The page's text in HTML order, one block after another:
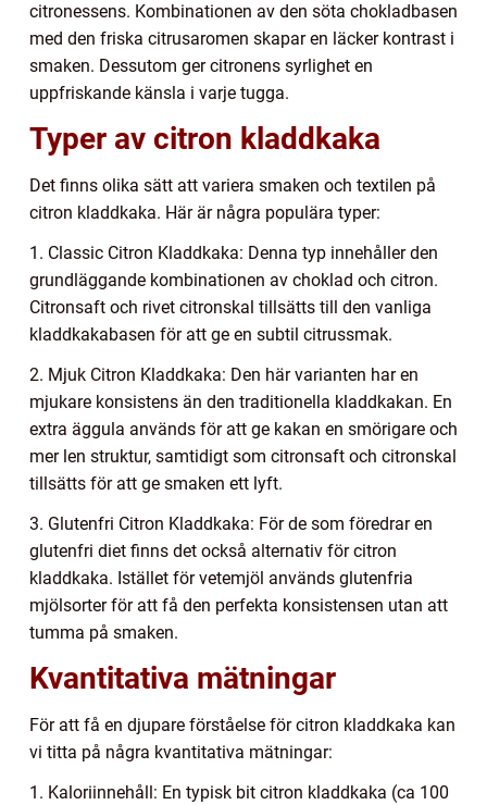
citronessens. Kombinationen av den söta chokladbasen
med den friska citrusaromen skapar en läcker kontrast i
smaken. Dessutom ger citronens syrlighet en
uppfriskande känsla i varje tugga.
Typer av citron kladdkaka
Det finns olika sätt att variera smaken och textilen på
citron kladdkaka. Här är några populära typer:
1. Classic Citron Kladdkaka: Denna typ innehåller den
grundläggande kombinationen av choklad och citron.
Citronsaft och rivet citronskal tillsätts till den vanliga
kladdkakabasen för att ge en subtil citrussmak.
2. Mjuk Citron Kladdkaka: Den här varianten har en
mjukare konsistens än den traditionella kladdkakan. En
extra äggula används för att ge kakan en smörigare och
mer len struktur, samtidigt som citronsaft och citronskal
tillsätts för att ge smaken ett lyft.
3. Glutenfri Citron Kladdkaka: För de som föredrar en
glutenfri diet finns det också alternativ för citron
kladdkaka. Istället för vetemjöl används glutenfria
mjölsorter för att få den perfekta konsistensen utan att
tumma på smaken.
Kvantitativa mätningar
För att få en djupare förståelse för citron kladdkaka kan
vi titta på några kvantitativa mätningar:
1. Kaloriinnehåll: En typisk bit citron kladdkaka (ca 100